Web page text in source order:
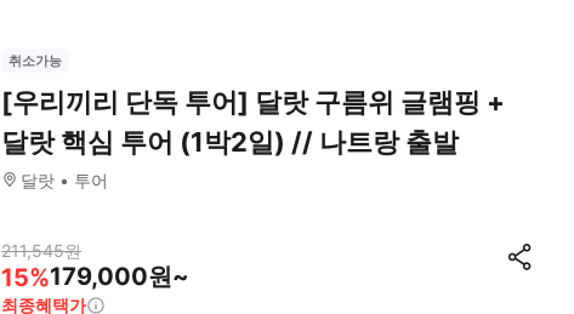
취소가능
[우리끼리 단독 투어] 달랏 구름위 글램핑 +
달랏 핵심 투어 (1박2일) // 나트랑 출발
달랏 투어
211,545원
15%179,000원~
최종혜택가